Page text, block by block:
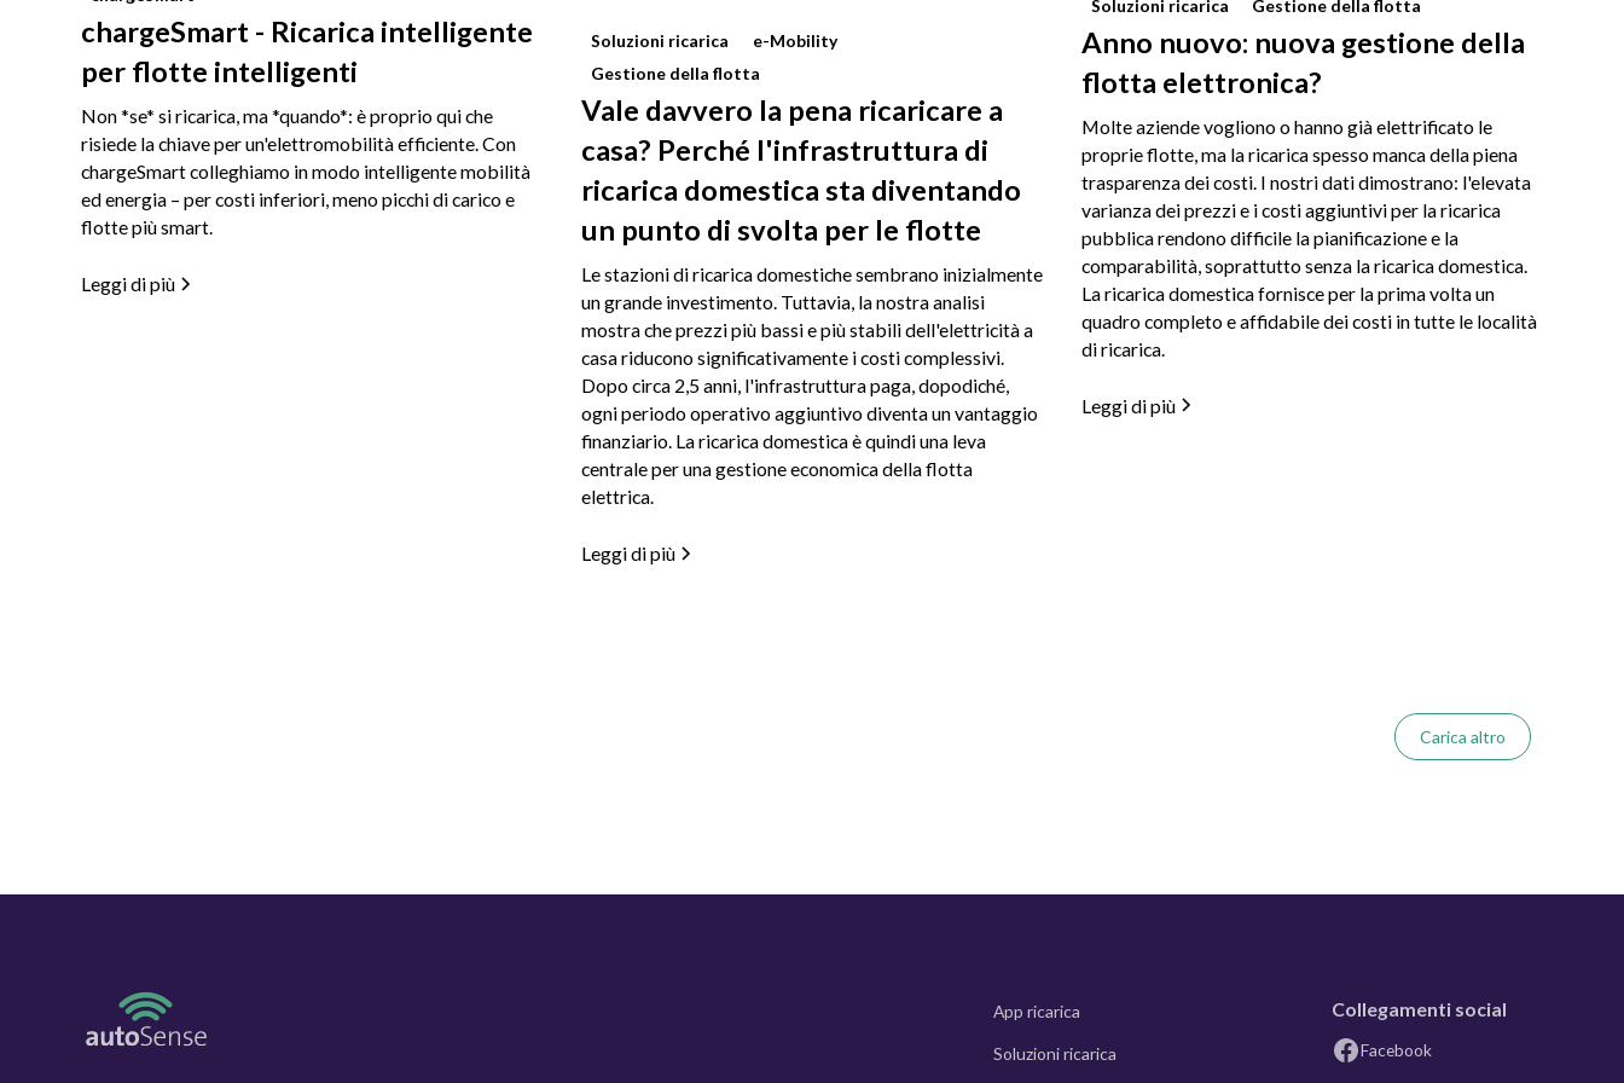
chargeSmart - Ricarica intelligente
per flotte intelligenti
Non *se* si ricarica, ma *quando*: è proprio qui che
risiede la chiave per un'elettromobilità efficiente. Con
chargeSmart colleghiamo in modo intelligente mobilità
ed energia – per costi inferiori, meno picchi di carico e
flotte più smart.
Leggi di più
Soluzioni ricarica
e-Mobility
Gestione della flotta
Vale davvero la pena ricaricare a
casa? Perché l'infrastruttura di
ricarica domestica sta diventando
un punto di svolta per le flotte
Le stazioni di ricarica domestiche sembrano inizialmente
un grande investimento. Tuttavia, la nostra analisi
mostra che prezzi più bassi e più stabili dell'elettricità a
casa riducono significativamente i costi complessivi.
Dopo circa 2,5 anni, l'infrastruttura paga, dopodiché,
ogni periodo operativo aggiuntivo diventa un vantaggio
finanziario. La ricarica domestica è quindi una leva
centrale per una gestione economica della flotta
elettrica.
Leggi di più
Soluzioni ricarica Gestione della flotta
Anno nuovo: nuova gestione della
flotta elettronica?
Molte aziende vogliono o hanno già elettrificato le
proprie flotte, ma la ricarica spesso manca della piena
trasparenza dei costi. I nostri dati dimostrano: l'elevata
varianza dei prezzi e i costi aggiuntivi per la ricarica
pubblica rendono difficile la pianificazione e la
comparabilità, soprattutto senza la ricarica domestica.
La ricarica domestica fornisce per la prima volta un
quadro completo e affidabile dei costi in tutte le località
di ricarica.
Leggi di più
Carica altro
App ricarica
Soluzioni ricarica
Collegamenti social
Facebook